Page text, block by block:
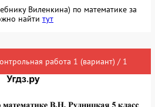
Виленкина) по математике за
найти тут
работа 1 (вариант) / 1